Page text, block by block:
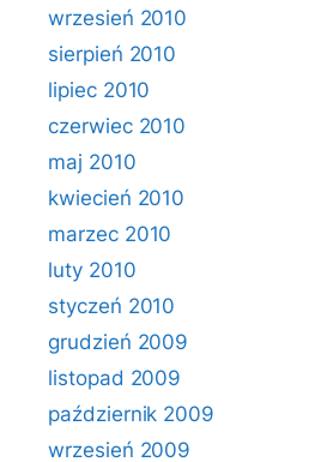
wrzesień 2010
sierpień 2010
lipiec 2010
czerwiec 2010
maj 2010
kwiecień 2010
marzec 2010
luty 2010
styczeń 2010
grudzień 2009
listopad 2009
październik 2009
wrzesień 2009